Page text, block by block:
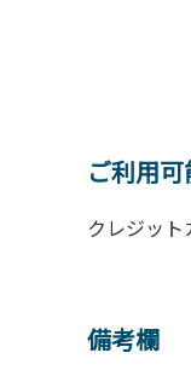
ご利用
クレジット
備考欄